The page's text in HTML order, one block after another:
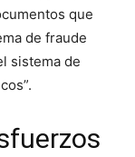
que
de fraude
sistema de